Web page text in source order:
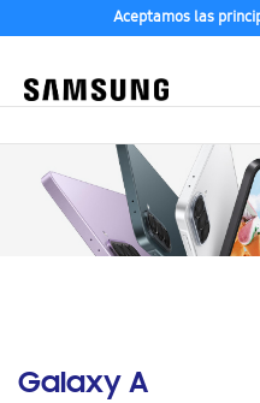
Aceptamos las
Galaxy A